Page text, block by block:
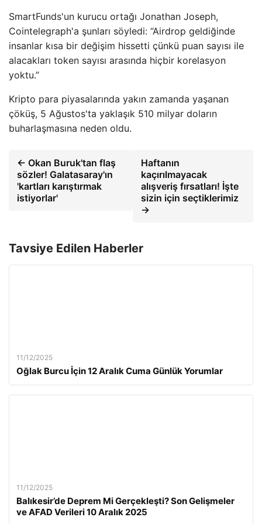
SmartFunds'un kurucu ortağı Jonathan Joseph,
Cointelegraph'a şunları söyledi: “Airdrop geldiğinde
insanlar kısa bir değişim hissetti çünkü puan sayısı ile
alacakları token sayısı arasında hiçbir korelasyon
yoktu.”
Kripto para piyasalarında yakın zamanda yaşanan
çöküş, 5 Ağustos'ta yaklaşık 510 milyar doların
buharlaşmasına neden oldu.
← Okan Buruk'tan flaş
sözler! Galatasaray'ın
'kartları karıştırmak
istiyorlar'
Haftanın
kaçırılmayacak
alışveriş fırsatları! İşte
sizin için seçtiklerimiz
→
Tavsiye Edilen Haberler
11/12/2025
Oğlak Burcu İçin 12 Aralık Cuma Günlük Yorumlar
11/12/2025
Balıkesir’de Deprem Mi Gerçekleşti? Son Gelişmeler
ve AFAD Verileri 10 Aralık 2025